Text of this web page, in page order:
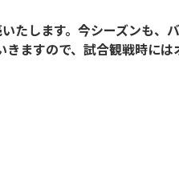
たします。今シーズンも、
ますので、試合観戦時に